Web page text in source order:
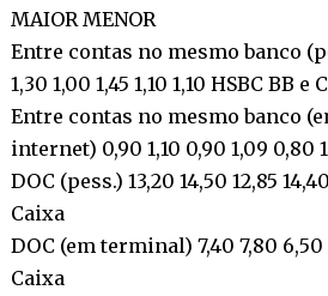
MAIOR MENOR
Entre contas no mesmo banco
1,30 1,00 1,45 1,10 1,10 HSBC BB e
Entre contas no mesmo banco
internet) 0,90 1,10 0,90 1,09 0,80
DOC (pess.) 13,20 14,50 12,85
Caixa
DOC (em terminal) 7,40 7,80 6,50
Caixa